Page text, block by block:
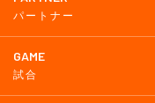
パートナー
GAME
試合